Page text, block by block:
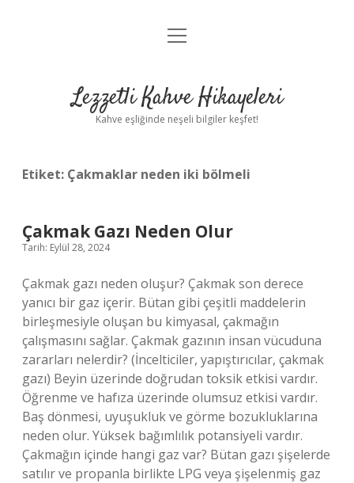
Anasayfa
Yasal Uyarı
menüyü
Lezzetli Kahve Hikayeleri
Kahve eşliğinde neşeli bilgiler keşfet!
Etiket: Çakmaklar neden iki bölmeli
Çakmak Gazı Neden Olur
Tarih: Eylül 28, 2024
Çakmak gazı neden oluşur? Çakmak son derece
yanıcı bir gaz içerir. Bütan gibi çeşitli maddelerin
birleşmesiyle oluşan bu kimyasal, çakmağın
çalışmasını sağlar. Çakmak gazının insan vücuduna
zararları nelerdir? (İncelticiler, yapıştırıcılar, çakmak
gazı) Beyin üzerinde doğrudan toksik etkisi vardır.
Öğrenme ve hafıza üzerinde olumsuz etkisi vardır.
Baş dönmesi, uyuşukluk ve görme bozukluklarına
neden olur. Yüksek bağımlılık potansiyeli vardır.
Çakmağın içinde hangi gaz var? Bütan gazı şişelerde
satılır ve propanla birlikte LPG veya şişelenmiş gaz